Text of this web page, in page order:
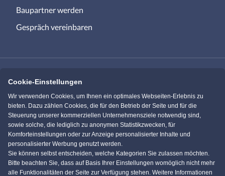
Baupartner werden
Gespräch vereinbaren
Immowelt.de Bauen.de
Massivhaus.de Bungalow.de
Einfamilienhaus.de
Cookie-Einstellungen
Wir verwenden Cookies, um Ihnen ein optimales Webseiten-Erlebnis zu
bieten. Dazu zählen Cookies, die für den Betrieb der Seite und für die
Steuerung unserer kommerziellen Unternehmensziele notwendig sind,
sowie solche, die lediglich zu anonymen Statistikzwecken, für
Komforteinstellungen oder zur Anzeige personalisierter Inhalte und
personalisierter Werbung genutzt werden.
Sie können selbst entscheiden, welche Kategorien Sie zulassen möchten.
Bitte beachten Sie, dass auf Basis Ihrer Einstellungen womöglich nicht mehr
alle Funktionalitäten der Seite zur Verfügung stehen. Weitere Informationen